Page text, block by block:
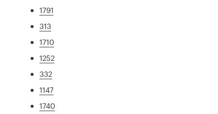
1791
313
1710
1252
332
1147
1740